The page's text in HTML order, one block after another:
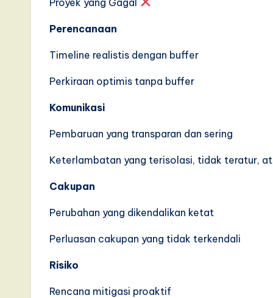
A
ft
w
Perencanaan
Timeline realistis dengan buffer
Perkiraan optimis tanpa buffer
Komunikasi
Pembaruan yang transparan dan sering
Keterlambatan yang terisolasi, tidak teratur,
Cakupan
Perubahan yang dikendalikan ketat
Perluasan cakupan yang tidak terkendali
Risiko
Rencana mitigasi proaktif